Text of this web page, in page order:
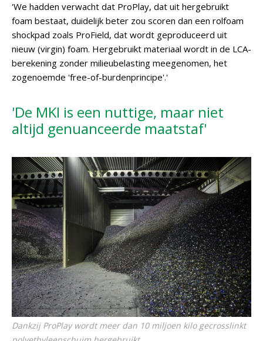
'We hadden verwacht dat ProPlay, dat uit hergebruikt
foam bestaat, duidelijk beter zou scoren dan een rolfoam
shockpad zoals ProField, dat wordt geproduceerd uit
nieuw (virgin) foam. Hergebruikt materiaal wordt in de LCA-
berekening zonder milieubelasting meegenomen, het
zogenoemde 'free-of-burdenprincipe'.'
'De MKI is een nuttige, maar niet
altijd genuanceerde maatstaf'
Dankzij ProPlay wordt meer dan 10 miljoen kilo gecrosslinkt